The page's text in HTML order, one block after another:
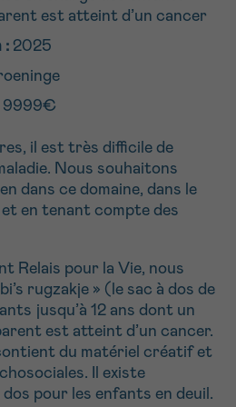
est atteint d’un cancer
: 2025
9999€
il est très difficile de
Nous souhaitons
dans ce domaine, dans le
en tenant compte des
Relais pour la Vie, nous
rugzakje » (le sac à dos de
jusqu’à 12 ans dont un
est atteint d’un cancer.
du matériel créatif et
Il existe
pour les enfants en deuil.
rappelé.e
Cancerinfo
la Newsletter